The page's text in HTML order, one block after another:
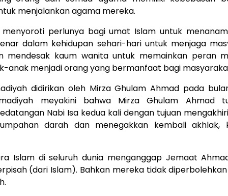
menjalankan agama mereka.
menyoroti perlunya bagi umat Islam untuk
dalam kehidupan sehari-hari untuk menjaga
mendesak kaum wanita untuk memainkan peran
anak menjadi orang yang bermanfaat bagi
didirikan oleh Mirza Ghulam Ahmad pada
meyakini bahwa Mirza Ghulam Ahmad
Nabi Isa kedua kali dengan tujuan
darah dan menegakkan kembali akhlak,
Islam di seluruh dunia menganggap Jemaat
(dari Islam). Bahkan mereka tidak